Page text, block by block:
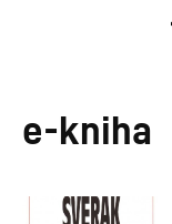
e-kniha